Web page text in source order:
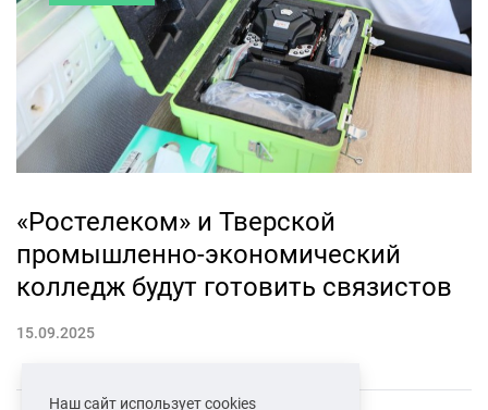
«Ростелеком» и Тверской
промышленно-экономический
колледж будут готовить связистов
15.09.2025
Наш сайт использует cookies